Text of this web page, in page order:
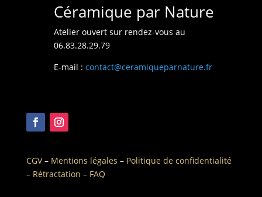
Céramique par Nature
Atelier ouvert sur rendez-vous au
06.83.28.29.79
E-mail : contact@ceramiqueparnature.fr
CGV– Mentions légales – Politique de confidentialité
– Rétractation – FAQ